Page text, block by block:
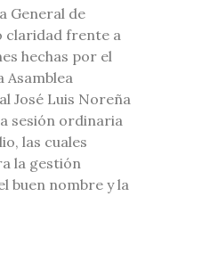
General de
claridad frente a
hechas por el
Asamblea
José Luis Noreña
sesión ordinaria
las cuales
la gestión
buen nombre y la